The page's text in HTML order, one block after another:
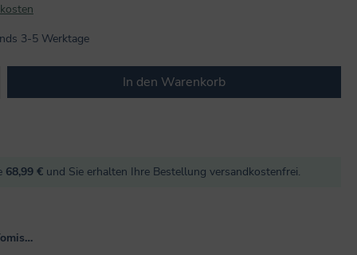
3-5 Werktage
den gewünschten Wert ein oder
In den Warenkorb
68,99 € und Sie erhalten Ihre Bestellung versandkostenfrei.